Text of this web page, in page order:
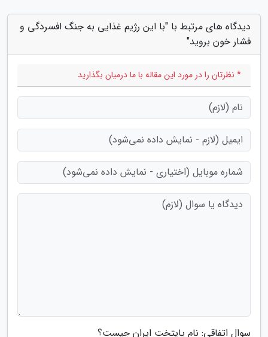
دیدگاه های مرتبط با "با این رژیم غذایی به جنگ افسردگی و
فشار خون بروید"
* نظرتان را در مورد این مقاله با ما درمیان بگذارید
سوال اتفاقی: نام پایتخت ایران چیست؟